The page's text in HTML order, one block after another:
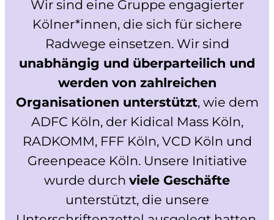
Wir sind eine Gruppe engagierter
Kölner*innen, die sich für sichere
Radwege einsetzen. Wir sind
unabhängig und überparteilich und
werden von zahlreichen
Organisationen unterstützt, wie dem
ADFC Köln, der Kidical Mass Köln,
RADKOMM, FFF Köln, VCD Köln und
Greenpeace Köln. Unsere Initiative
wurde durch viele Geschäfte
unterstützt, die unsere